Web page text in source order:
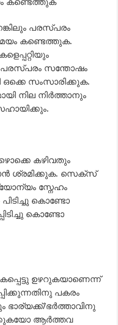
പരസ്പരം
കണ്ടെത്തുക.
സന്തോഷം
ഒക്കെ സംസാരിക്കുക.
നില നിര്‍ത്താനും
കഴിവതും
ശ്രമിക്കുക. സെക്സ്
സ്നേഹം
കൊണ്ടോ
കൊണ്ടോ
ഉഴറുകയാണെന്ന്
പകരം
ഭാര്യക്ക്/ഭര്‍ത്താവിനു
ആര്‍ത്തവ